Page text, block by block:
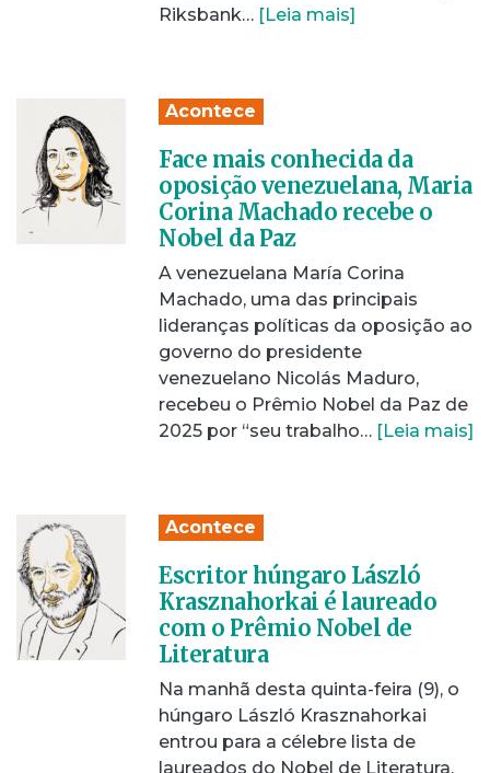
Riksbank… [Leia mais]
Acontece
Face mais conhecida da
oposição venezuelana, Maria
Corina Machado recebe o
Nobel da Paz
A venezuelana María Corina
Machado, uma das principais
lideranças políticas da oposição ao
governo do presidente
venezuelano Nicolás Maduro,
recebeu o Prêmio Nobel da Paz de
2025 por “seu trabalho… [Leia mais]
Acontece
Escritor húngaro László
Krasznahorkai é laureado
com o Prêmio Nobel de
Literatura
Na manhã desta quinta-feira (9), o
húngaro László Krasznahorkai
entrou para a célebre lista de
laureados do Nobel de Literatura.